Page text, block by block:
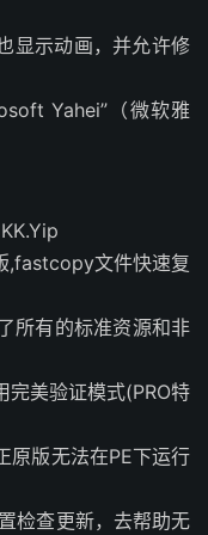
显示动画，并允许修
Yahei”（微软雅
文件快速复
所有的标准资源和非
完美验证模式(PRO特
原版无法在PE下运行
检查更新，去帮助无